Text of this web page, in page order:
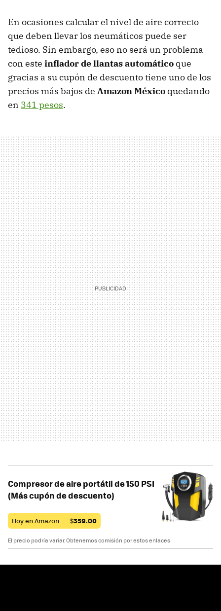
En ocasiones calcular el nivel de aire correcto
que deben llevar los neumáticos puede ser
tedioso. Sin embargo, eso no será un problema
con este inflador de llantas automático que
gracias a su cupón de descuento tiene uno de los
precios más bajos de Amazon México quedando
en 341 pesos.
Compresor de aire portátil de 150 PSI
(Más cupón de descuento)
Hoy en Amazon — $359.00
El precio podría variar. Obtenemos comisión por estos enlaces